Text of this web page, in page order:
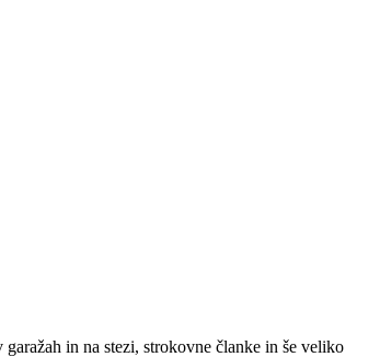
in na stezi, strokovne članke in še veliko